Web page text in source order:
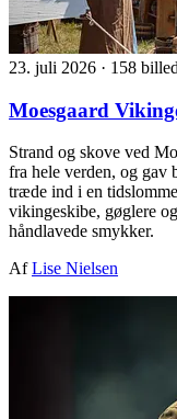
23. juli 2026 · 158
Moesgaard
Strand og skove ved
fra hele verden, og gav
træde ind i en
vikingeskibe, gøglere
håndlavede smykker.
AfLise Nielsen